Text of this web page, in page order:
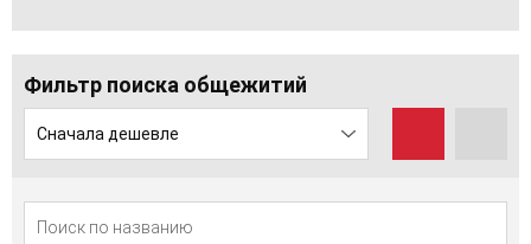
Фильтр поиска общежитий
Сначала дешевле